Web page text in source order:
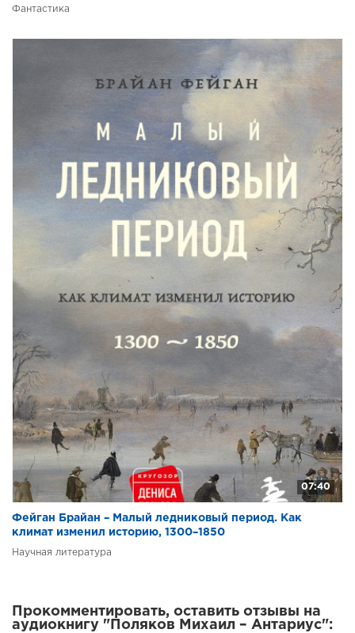
Фантастика
07:40
Фейган Брайан – Малый ледниковый период. Как
климат изменил историю, 1300–1850
Научная литература
Прокомментировать, оставить отзывы на
аудиокнигу "Поляков Михаил – Антариус":